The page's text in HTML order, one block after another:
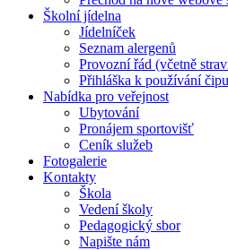
Školní jídelna
Jídelníček
Seznam alergenů
Provozní řád (včetně
Přihláška k používání
Nabídka pro veřejnost
Ubytování
Pronájem sportovišť
Ceník služeb
Fotogalerie
Kontakty
Škola
Vedení školy
Pedagogický sbor
Napište nám